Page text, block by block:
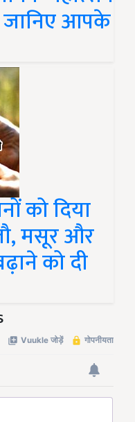
आपके
को दिया
मसूर और
को दी